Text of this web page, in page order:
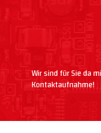
Wir sind für Sie da
Kontaktaufnahme!